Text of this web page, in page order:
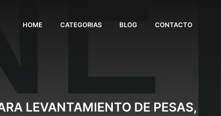
HOME CATEGORIAS BLOG CONTACTO
LEVANTAMIENTO DE PESAS,